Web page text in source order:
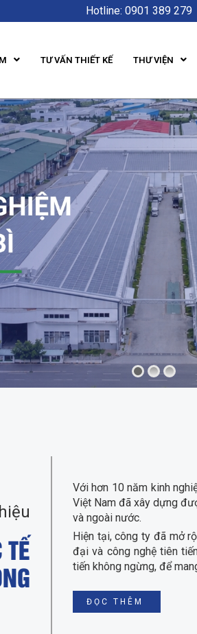
Hotline: 0901 389 279
TƯ VẤN THIẾT KẾ THƯ VIỆN
TẾ
Với hơn 10 năm kinh
Việt Nam đã xây dựng
và ngoài nước.
Hiện tại, công ty đã mở
đại và công nghệ tiên
tiến không ngừng, để
ĐỌC THÊM